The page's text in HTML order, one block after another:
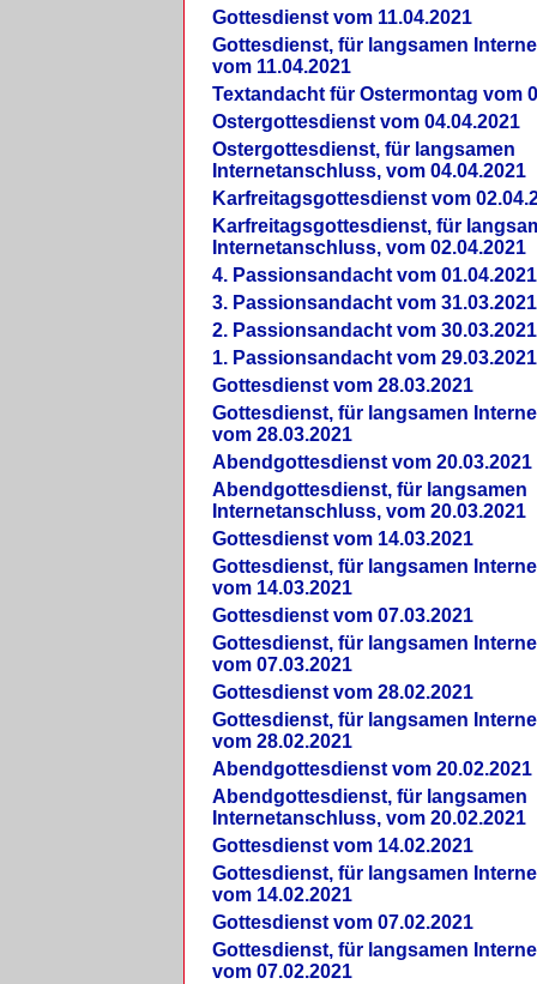
Gottesdienst vom 11.04.2021
Gottesdienst, für langsamen
vom 11.04.2021
Textandacht für Ostermontag vom
Ostergottesdienst vom 04.04.2021
Ostergottesdienst, für langsamen
Internetanschluss, vom 04.04.2021
Karfreitagsgottesdienst vom
Karfreitagsgottesdienst, für
Internetanschluss, vom 02.04.2021
4. Passionsandacht vom 01.04.2021
3. Passionsandacht vom 31.03.2021
2. Passionsandacht vom 30.03.2021
1. Passionsandacht vom 29.03.2021
Gottesdienst vom 28.03.2021
Gottesdienst, für langsamen
vom 28.03.2021
Abendgottesdienst vom 20.03.2021
Abendgottesdienst, für langsamen
Internetanschluss, vom 20.03.2021
Gottesdienst vom 14.03.2021
Gottesdienst, für langsamen
vom 14.03.2021
Gottesdienst vom 07.03.2021
Gottesdienst, für langsamen
vom 07.03.2021
Gottesdienst vom 28.02.2021
Gottesdienst, für langsamen
vom 28.02.2021
Abendgottesdienst vom 20.02.2021
Abendgottesdienst, für langsamen
Internetanschluss, vom 20.02.2021
Gottesdienst vom 14.02.2021
Gottesdienst, für langsamen
vom 14.02.2021
Gottesdienst vom 07.02.2021
Gottesdienst, für langsamen
vom 07.02.2021